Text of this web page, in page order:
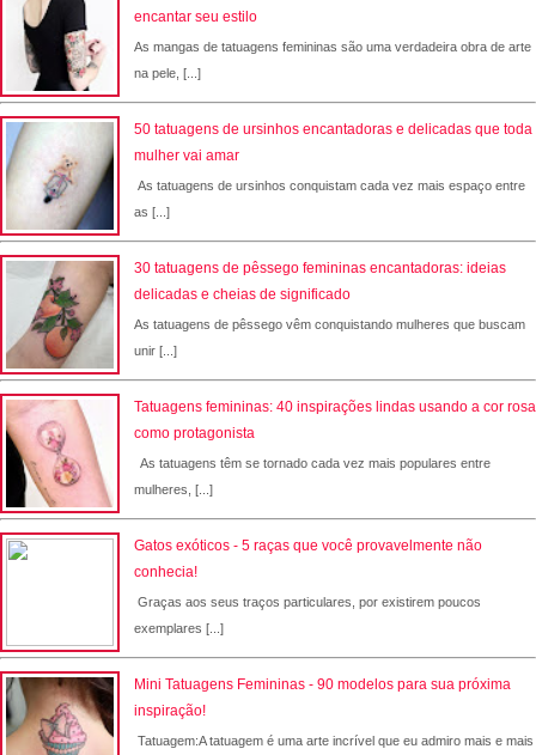
encantar seu estilo
As mangas de tatuagens femininas são uma verdadeira obra de arte
na pele, [...]
50 tatuagens de ursinhos encantadoras e delicadas que toda
mulher vai amar
As tatuagens de ursinhos conquistam cada vez mais espaço entre
as [...]
30 tatuagens de pêssego femininas encantadoras: ideias
delicadas e cheias de significado
As tatuagens de pêssego vêm conquistando mulheres que buscam
unir [...]
Tatuagens femininas: 40 inspirações lindas usando a cor rosa
como protagonista
As tatuagens têm se tornado cada vez mais populares entre
mulheres, [...]
Gatos exóticos - 5 raças que você provavelmente não
conhecia!
Graças aos seus traços particulares, por existirem poucos
exemplares [...]
Mini Tatuagens Femininas - 90 modelos para sua próxima
inspiração!
Tatuagem:A tatuagem é uma arte incrível que eu admiro mais e mais